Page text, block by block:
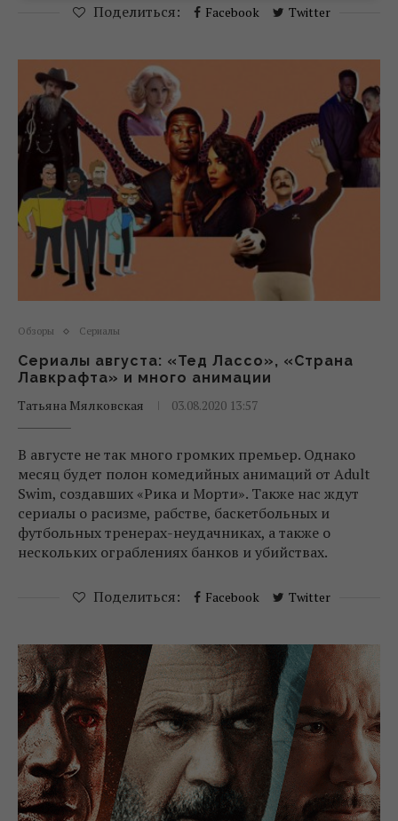
Поделиться: Facebook Twitter
Обзоры Сериалы
Сериалы августа: «Тед Лассо», «Страна
Лавкрафта» и много анимации
Татьяна Мялковская
03.08.2020 13:57
В августе не так много громких премьер. Однако
месяц будет полон комедийных анимаций от Adult
Swim, создавших «Рика и Морти». Также нас ждут
сериалы о расизме, рабстве, баскетбольных и
футбольных тренерах-неудачниках, а также о
нескольких ограблениях банков и убийствах.
Поделиться: Facebook Twitter